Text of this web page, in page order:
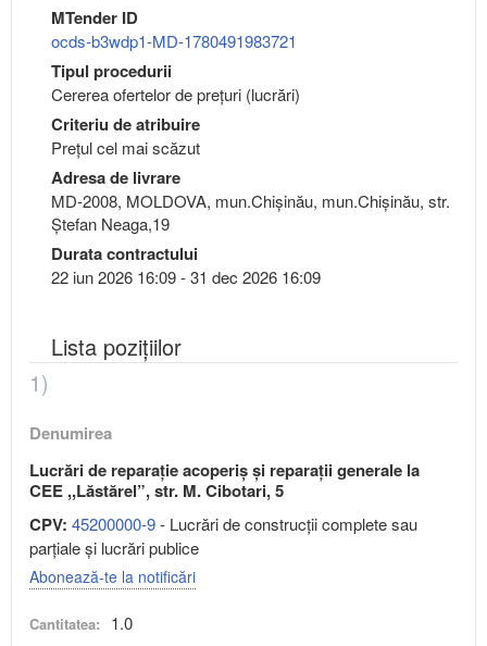
MTender ID
ocds-b3wdp1-MD-1780491983721
Tipul procedurii
Cererea ofertelor de prețuri (lucrări)
Criteriu de atribuire
Preţul cel mai scăzut
Adresa de livrare
MD-2008, MOLDOVA, mun.Chişinău, mun.Chişinău, str.
Ștefan Neaga,19
Durata contractului
22 iun 2026 16:09 - 31 dec 2026 16:09
Lista pozițiilor
1)
Denumirea
Lucrări de reparație acoperiș și reparații generale la
CEE ,,Lăstărel”, str. M. Cibotari, 5
CPV: 45200000-9- Lucrări de construcţii complete sau
parţiale şi lucrări publice
Abonează-te la notificări
Cantitatea: 1.0